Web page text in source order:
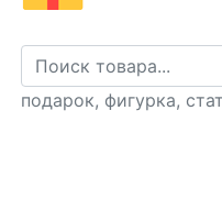
подарок, фигурка,